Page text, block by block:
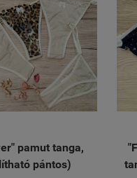
pamut tanga,
pántos)